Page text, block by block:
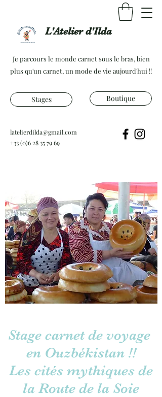
L'Atelier d'Ilda
Je parcours le monde carnet sous le bras, bien
plus qu'un carnet, un mode de vie aujourd'hui !!
Stages Boutique
latelierdilda@gmail.com
+33 (0)6 28 35 79 69
Stage carnet de voyage
en Ouzbékistan !!
Les cités mythiques de
la Route de la Soie